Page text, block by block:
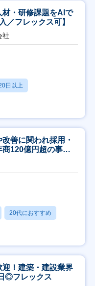
材・研修課題をAIで
／フレックス可】
社
日以上
善に関われ採用・
120億円超の事業
20代におすすめ
迎！建築・建設業界
◎フレックス